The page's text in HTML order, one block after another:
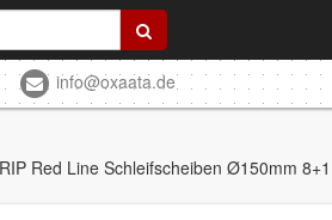
info@oxaata.de
Red Line Schleifscheiben Ø150mm